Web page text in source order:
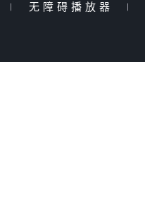
| 无障碍播放器 |